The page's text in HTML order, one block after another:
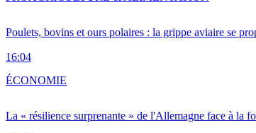
Poulets, bovins et ours polaires : la grippe aviaire se
16:04
La « résilience surprenante » de l'Allemagne face à la
ÉCONOMIE